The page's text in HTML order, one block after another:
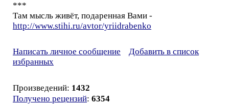
***
Там мысль живёт, подаренная Вами -
http://www.stihi.ru/avtor/yriidrabenko
Написать личное сообщение
Добавить в список
избранных
Произведений: 1432
Получено рецензий: 6354